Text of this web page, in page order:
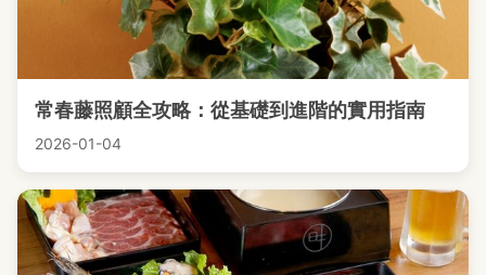
常春藤照顧全攻略：從基礎到進階的實用指南
2026-01-04